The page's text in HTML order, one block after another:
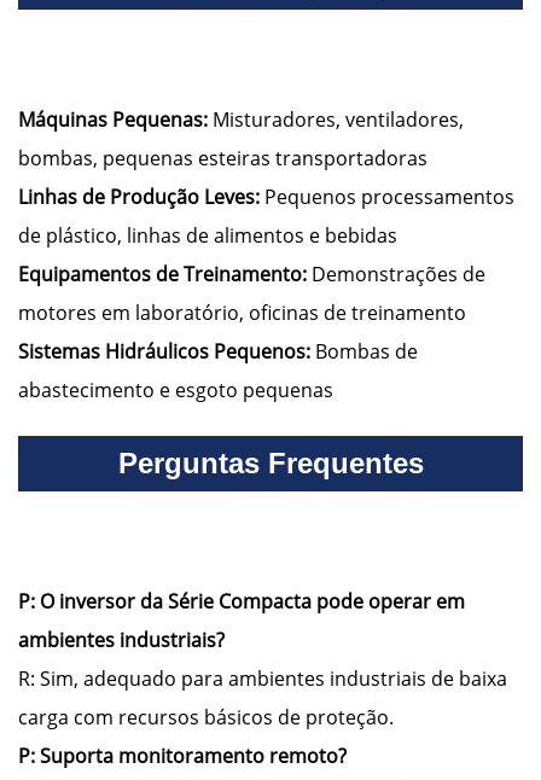
Máquinas Pequenas: Misturadores, ventiladores,
bombas, pequenas esteiras transportadoras
Linhas de Produção Leves: Pequenos processamentos
de plástico, linhas de alimentos e bebidas
Equipamentos de Treinamento: Demonstrações de
motores em laboratório, oficinas de treinamento
Sistemas Hidráulicos Pequenos: Bombas de
abastecimento e esgoto pequenas
Perguntas Frequentes
P: O inversor da Série Compacta pode operar em
ambientes industriais?
R: Sim, adequado para ambientes industriais de baixa
carga com recursos básicos de proteção.
P: Suporta monitoramento remoto?